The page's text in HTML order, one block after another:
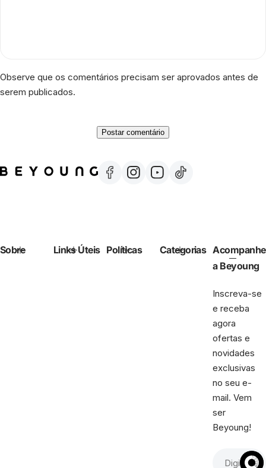
Observe que os comentários precisam ser aprovados antes de
serem publicados.
Sobre Links Úteis Políticas Categorias Acompanhe
a Beyoung
Inscreva-se
e receba
agora
ofertas e
novidades
exclusivas
no seu e-
mail. Vem
ser
Beyoung!